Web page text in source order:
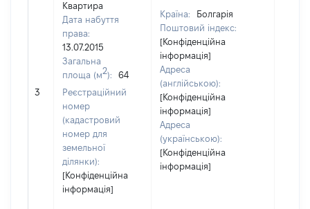
3
Квартира
Дата набуття
права:
13.07.2015
Загальна
площа (м2):
64
Реєстраційний
номер
(кадастровий
номер для
земельної
ділянки):
[Конфіденційна
інформація]
Країна:
Болгарія
Поштовий індекс:
[Конфіденційна
інформація]
Адреса
(англійською):
[Конфіденційна
інформація]
Адреса
(українською):
[Конфіденційна
інформація]